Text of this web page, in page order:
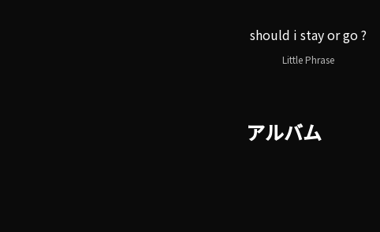
should i stay or go ?
Little Phrase
アルバム